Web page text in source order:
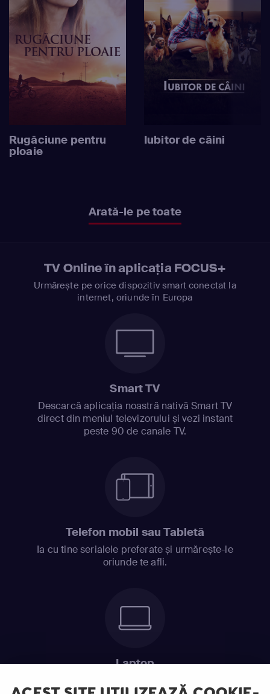
Rugăciune pentru
ploaie
Iubitor de câini
Arată-le pe toate
TV Online în aplicația FOCUS+
Urmărește pe orice dispozitiv smart conectat la
internet, oriunde în Europa
Smart TV
Descarcă aplicația noastră nativă Smart TV
direct din meniul televizorului și vezi instant
peste 90 de canale TV.
Telefon mobil sau Tabletă
Ia cu tine serialele preferate și urmărește-le
oriunde te afli.
Laptop